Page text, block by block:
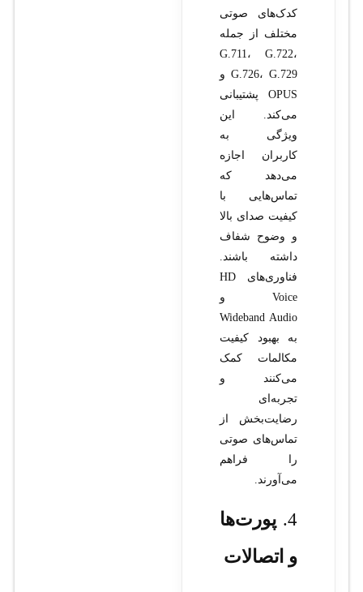
کدک‌های صوتی
مختلف از جمله
G.711، G.722،
G.726، G.729 و
OPUS پشتیبانی
می‌کند. این
ویژگی به
کاربران اجازه
می‌دهد که
تماس‌هایی با
کیفیت صدای بالا
و وضوح شفاف
داشته باشند.
فناوری‌های HD
Voice و
Wideband Audio
به بهبود کیفیت
مکالمات کمک
می‌کنند و
تجربه‌ای
رضایت‌بخش از
تماس‌های صوتی
را فراهم
می‌آورند.
4. پورت‌ها
و اتصالات